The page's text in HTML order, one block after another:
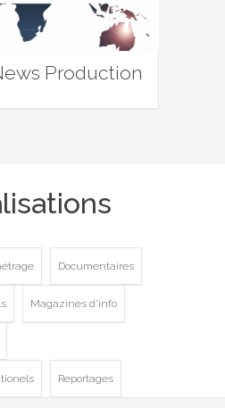
Production
Documentaires
Magazines d'info
Reportages